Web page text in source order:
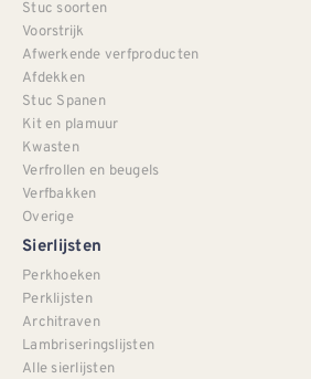
Stuc soorten
Voorstrijk
Afwerkende verfproducten
Afdekken
Stuc Spanen
Kit en plamuur
Kwasten
Verfrollen en beugels
Verfbakken
Overige
Sierlijsten
Perkhoeken
Perklijsten
Architraven
Lambriseringslijsten
Alle sierlijsten